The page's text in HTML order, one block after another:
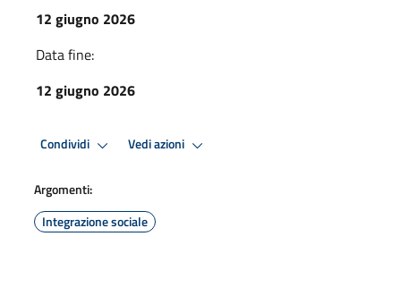
12 giugno 2026
Data fine:
12 giugno 2026
Condividi Vedi azioni
Argomenti:
Integrazione sociale